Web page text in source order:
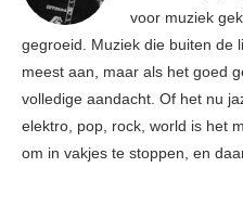
voor muziek
gegroeid. Muziek die buiten de
meest aan, maar als het goed
volledige aandacht. Of het nu
elektro, pop, rock, world is het
om in vakjes te stoppen, en